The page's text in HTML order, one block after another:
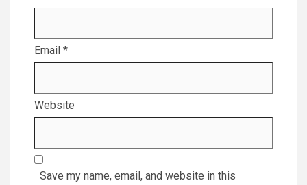
Email *
Website
Save my name, email, and website in this